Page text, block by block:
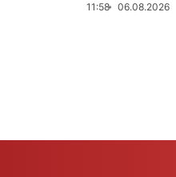
11:58 06.08.2026